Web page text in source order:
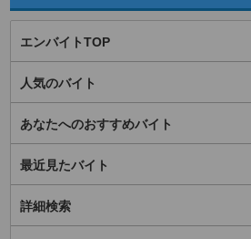
エンバイトTOP
人気のバイト
あなたへのおすすめバイト
最近見たバイト
詳細検索